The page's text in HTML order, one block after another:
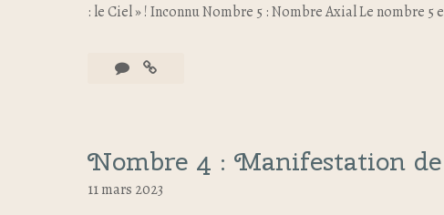
: le Ciel » ! Inconnu Nombre 5 : Nombre Axial Le nombre 5
Nombre 4 : Manifestation
11 mars 2023